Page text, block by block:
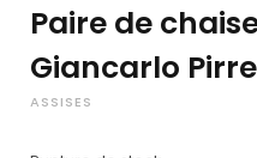
Paire de
Giancarlo
ASSISES